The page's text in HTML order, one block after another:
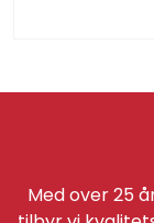
Med over 25